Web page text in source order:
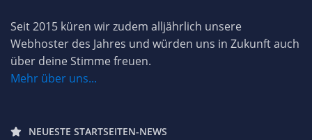
Seit 2015 küren wir zudem alljährlich unsere
Webhoster des Jahres und würden uns in Zukunft auch
über deine Stimme freuen.
Mehr über uns...
NEUESTE STARTSEITEN-NEWS